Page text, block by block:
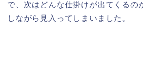
で、次はどんな仕掛けが出てくるの
しながら見入ってしまいました。